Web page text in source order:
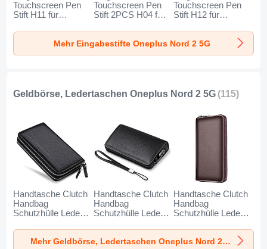
Touchscreen Pen
Stift H11 für
Schwarz
Touchscreen Pen
Stift 2PCS H04 für
Rot
Touchscreen Pen
Stift H12 für
Blau
Mehr Eingabestifte Oneplus Nord 2 5G
Geldbörse, Ledertaschen Oneplus Nord 2 5G (115)
Handtasche Clutch
Handbag
Schutzhülle Leder
Oneplus Nord 2 5G
Schwarz
Handtasche Clutch
Handbag
Schutzhülle Leder
Oneplus Nord 2 5G
Schwarz
Handtasche Clutch
Handbag
Schutzhülle Leder
Oneplus Nord 2 5G
Braun
Mehr Geldbörse, Ledertaschen Oneplus Nord 2 5G